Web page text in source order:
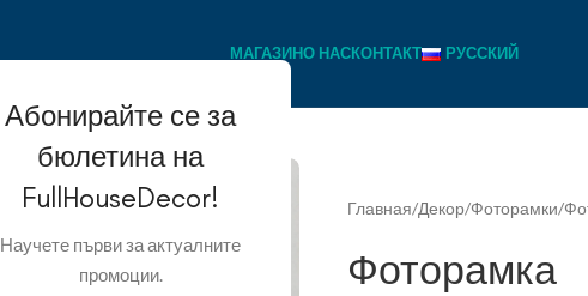
Абонирайте се за
бюлетина на
FullHouseDecor!
Научете първи за актуалните
промоции.
МАГАЗИНО НАСКОНТАКТ РУССКИЙ
Главная Декор Фоторамки
Фоторамка